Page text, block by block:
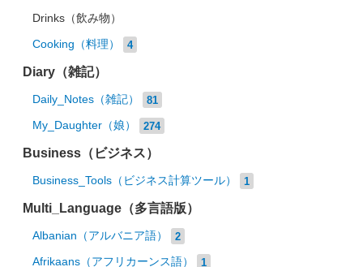
Drinks（飲み物）
Cooking（料理） 4
Diary（雑記）
Daily_Notes（雑記） 81
My_Daughter（娘） 274
Business（ビジネス）
Business_Tools（ビジネス計算ツール） 1
Multi_Language（多言語版）
Albanian（アルバニア語） 2
Afrikaans（アフリカーンス語） 1